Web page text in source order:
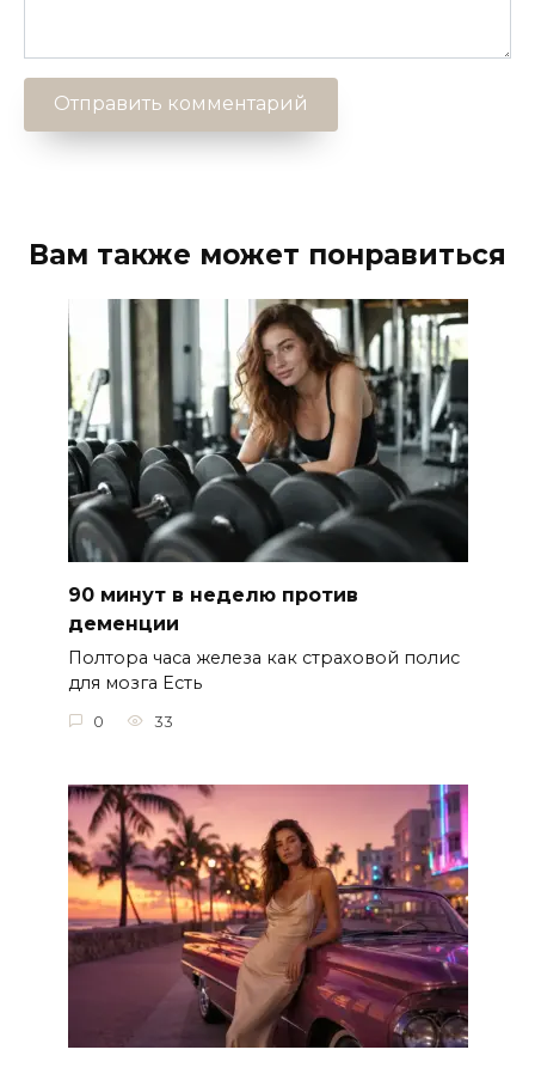
Вам также может понравиться
90 минут в неделю против
деменции
Полтора часа железа как страховой полис
для мозга Есть
0 33